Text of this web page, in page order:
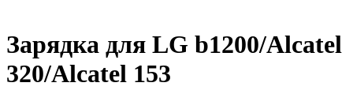
Зарядка для LG b1200/Alcatel
320/Alcatel 153